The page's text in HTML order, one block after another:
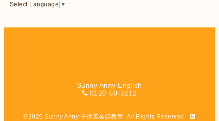
Select Language ▼
Sunny Anny English
0120-50-3212
©2026Sunny Anny 子供英会話教室 . All Rights Reserved.